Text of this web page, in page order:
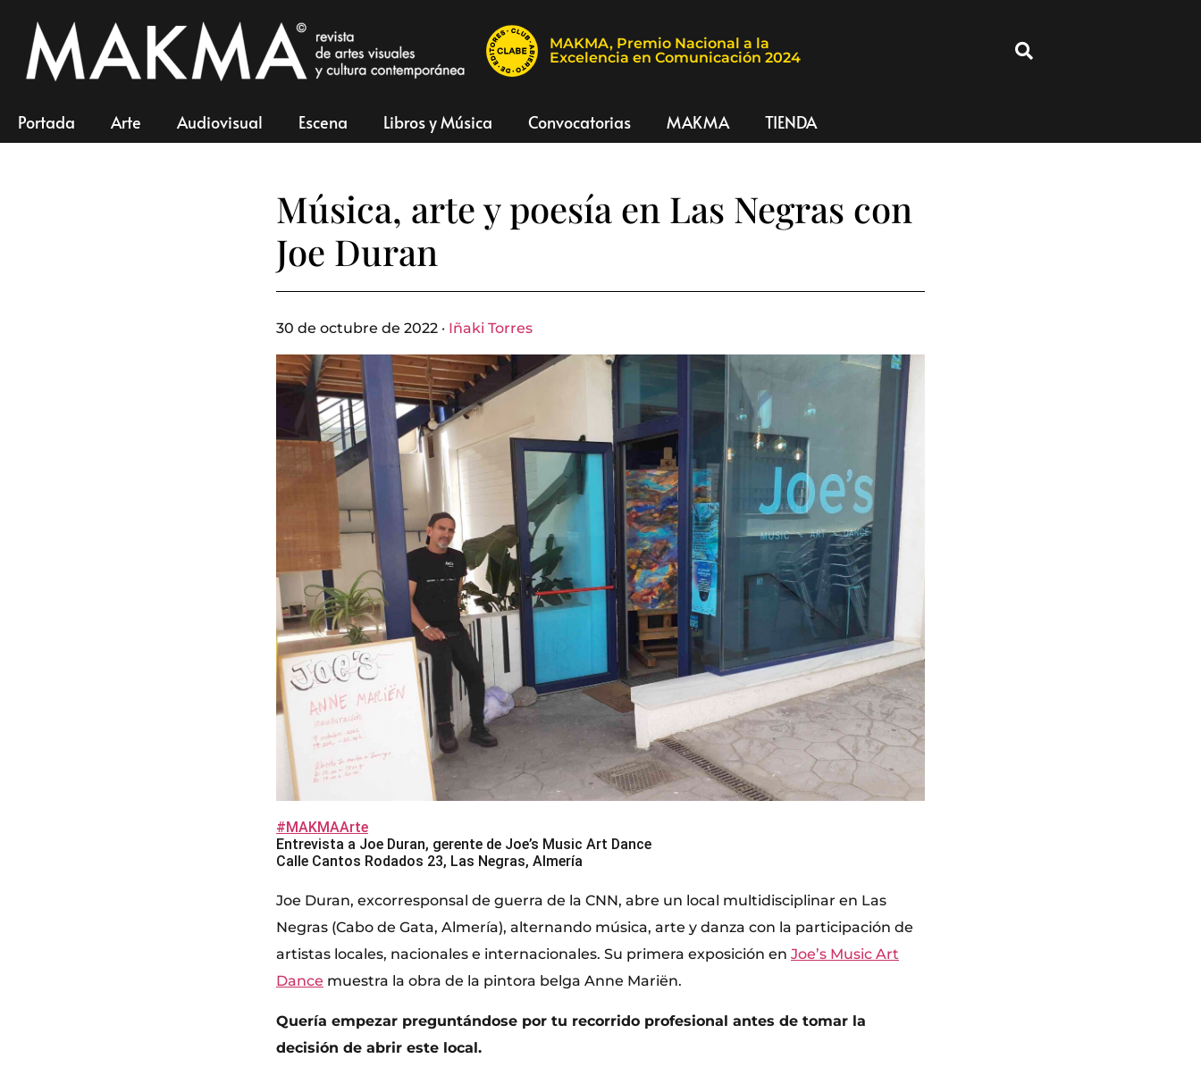
MAKMA, Premio Nacional a la
Excelencia en Comunicación 2024
Portada Arte Audiovisual Escena Libros y Música Convocatorias MAKMA TIENDA
Música, arte y poesía en Las Negras con
Joe Duran
30 de octubre de 2022 · Iñaki Torres
#MAKMAArte
Entrevista a Joe Duran, gerente de Joe’s Music Art Dance
Calle Cantos Rodados 23, Las Negras, Almería
Joe Duran, excorresponsal de guerra de la CNN, abre un local multidisciplinar en Las
Negras (Cabo de Gata, Almería), alternando música, arte y danza con la participación de
artistas locales, nacionales e internacionales. Su primera exposición en Joe’s Music Art
Dance muestra la obra de la pintora belga Anne Mariën.
Quería empezar preguntándose por tu recorrido profesional antes de tomar la
decisión de abrir este local.